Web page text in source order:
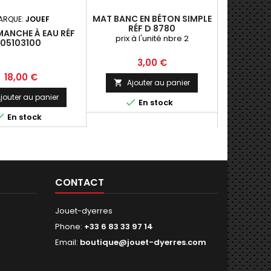
JOUEF
À EAU RÉF
05103100
Prix
18,00 €
au panier
En stock
MAT BANC EN BÉTON SIMPLE
RÉF D 8780
prix à l'unité nbre 2
Prix
3,00 €
 Ajouter au panier
 En stock 

CONTACT
Jouet-dyerres
Phone: +33 6 83 33 97 14
Email: boutique@jouet-dyerres.com